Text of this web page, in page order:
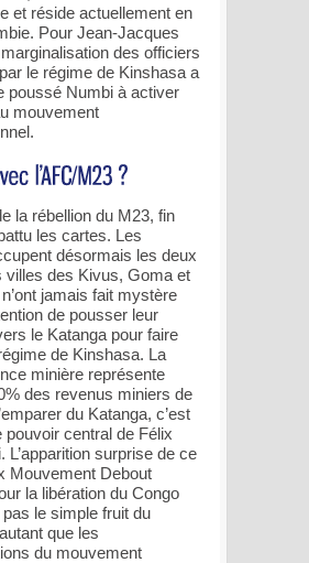
et réside actuellement en
Pour Jean-Jacques
des officiers
le régime de Kinshasa a
poussé Numbi à activer
mouvement
la rébellion du M23, fin
les cartes. Les
désormais les deux
villes des Kivus, Goma et
jamais fait mystère
de pousser leur
le Katanga pour faire
de Kinshasa. La
minière représente
des revenus miniers de
du Katanga, c’est
pouvoir central de Félix
L’apparition surprise de ce
Mouvement Debout
la libération du Congo
pas le simple fruit du
que les
du mouvement